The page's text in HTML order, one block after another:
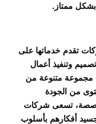
بشكل ممتاز.
تقدم خدماتها على
وتنفيذ أعمال
مجموعة متنوعة من
من الجودة
تسعى شركات
أفكارهم بأسلوب